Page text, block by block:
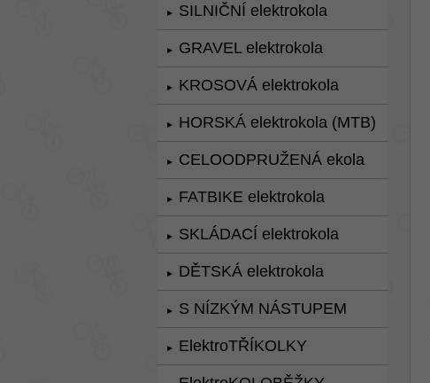
► SILNIČNÍ elektrokola
► GRAVEL elektrokola
► KROSOVÁ elektrokola
► HORSKÁ elektrokola (MTB)
► CELOODPRUŽENÁ ekola
► FATBIKE elektrokola
► SKLÁDACÍ elektrokola
► DĚTSKÁ elektrokola
► S NÍZKÝM NÁSTUPEM
► ElektroTŘÍKOLKY